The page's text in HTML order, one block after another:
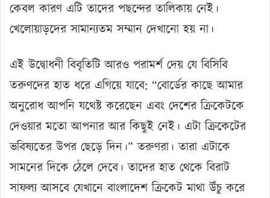
কেবল কারণ এটি তাদের পছন্দের তালিকায় নেই।
খেলোয়াড়দের সামান্যতম সম্মান দেখানো হয় না।
এই উদ্বোধনী বিবৃতিটি আরও পরামর্শ দেয় যে বিসিবি
তরুণদের হাত ধরে এগিয়ে যাবে: “বোর্ডের কাছে আমার
অনুরোধ আপনি যথেষ্ট করেছেন এবং দেশের ক্রিকেটকে
দেওয়ার মতো আপনার আর কিছুই নেই। এটা ক্রিকেটের
ভবিষ্যতের উপর ছেড়ে দিন।” তরুণরা। তারা এটাকে
সামনের দিকে ঠেলে দেবে। তাদের হাত থেকে বিরাট
সাফল্য আসবে যেখানে বাংলাদেশ ক্রিকেট মাথা উঁচু করে